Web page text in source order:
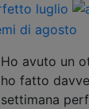
Ho avuto un
ho fatto
settimana